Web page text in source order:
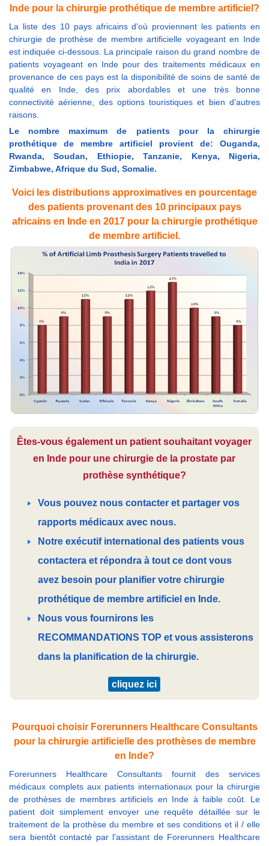
Inde pour la chirurgie prothétique de membre artificiel?
La liste des 10 pays africains d'où proviennent les patients en
chirurgie de prothèse de membre artificielle voyageant en Inde
est indiquée ci-dessous. La principale raison du grand nombre de
patients voyageant en Inde pour des traitements médicaux en
provenance de ces pays est la disponibilité de soins de santé de
qualité en Inde, des prix abordables et une très bonne
connectivité aérienne, des options touristiques et bien d’autres
raisons.
Le nombre maximum de patients pour la chirurgie
prothétique de membre artificiel provient de: Ouganda,
Rwanda, Soudan, Ethiopie, Tanzanie, Kenya, Nigeria,
Zimbabwe, Afrique du Sud, Somalie.
Voici les distributions approximatives en pourcentage
des patients provenant des 10 principaux pays
africains en Inde en 2017 pour la chirurgie prothétique
de membre artificiel.
Êtes-vous également un patient souhaitant voyager
en Inde pour une chirurgie de la prostate par
prothèse synthétique?
Vous pouvez nous contacter et partager vos
rapports médicaux avec nous.
Notre exécutif international des patients vous
contactera et répondra à tout ce dont vous
avez besoin pour planifier votre chirurgie
prothétique de membre artificiel en Inde.
Nous vous fournirons les
RECOMMANDATIONS TOP et vous assisterons
dans la planification de la chirurgie.
cliquez ici
Pourquoi choisir Forerunners Healthcare Consultants
pour la chirurgie artificielle des prothèses de membre
en Inde?
Forerunners Healthcare Consultants fournit des services
médicaux complets aux patients internationaux pour la chirurgie
de prothèses de membres artificiels en Inde à faible coût. Le
patient doit simplement envoyer une requête détaillée sur le
traitement de la prothèse du membre et ses conditions et il / elle
sera bientôt contacté par l'assistant de Forerunners Healthcare